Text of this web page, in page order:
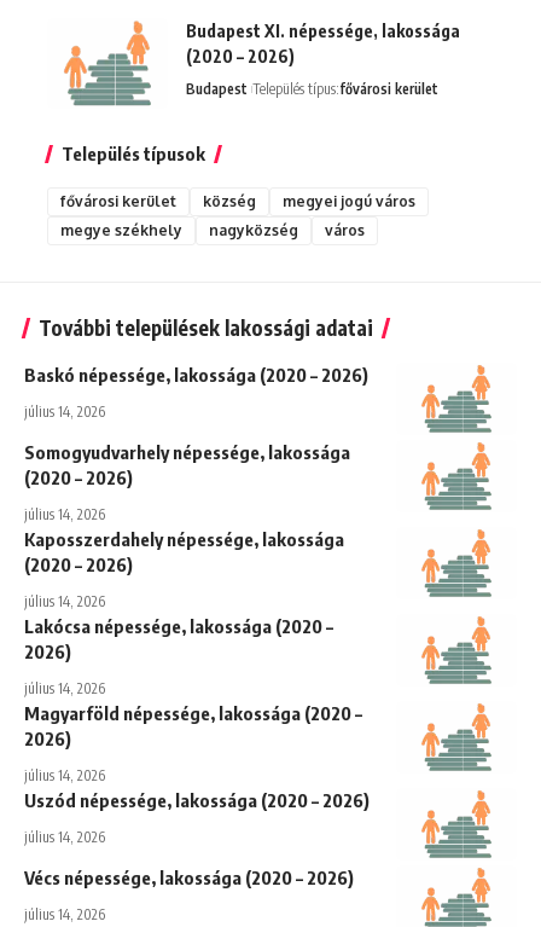
Budapest XI. népessége, lakossága
(2020 – 2026)
Budapest Település típus:fővárosi kerület
Település típusok
fővárosi kerület község
megyei jogú város
megye székhely
nagyközség város
További települések lakossági adatai
Baskó népessége, lakossága (2020 – 2026)
július 14, 2026
Somogyudvarhely népessége, lakossága
(2020 – 2026)
július 14, 2026
Kaposszerdahely népessége, lakossága
(2020 – 2026)
július 14, 2026
Lakócsa népessége, lakossága (2020 –
2026)
július 14, 2026
Magyarföld népessége, lakossága (2020 –
2026)
július 14, 2026
Uszód népessége, lakossága (2020 – 2026)
július 14, 2026
Vécs népessége, lakossága (2020 – 2026)
július 14, 2026